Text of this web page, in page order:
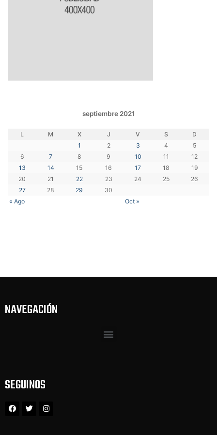
septiembre 2021
L M X J V S D
« Ago Oct »
1 2 3 4
5
6
7 8 9 10 11
12
13
14 15 16 17 18
19
20
21 22 23 24 25
26
27
28 29 30
NAVEGACIÓN
SEGUINOS